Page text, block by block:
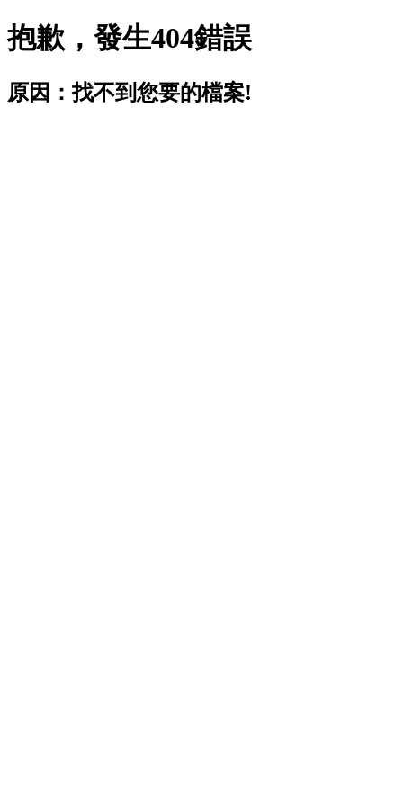
抱歉，發生404錯誤
原因：找不到您要的檔案!